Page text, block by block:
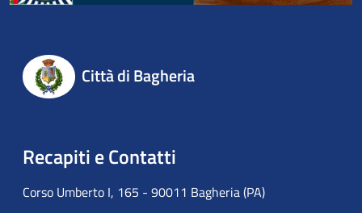
Città di Bagheria
Recapiti e Contatti
Corso Umberto I, 165 - 90011 Bagheria (PA)